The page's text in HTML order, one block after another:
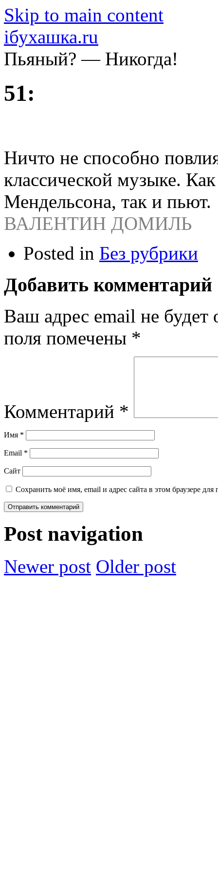
Skip to main content
iбухашка.ru
Пьяный? — Никогда!
51:
Ничто не способно
классической музыке.
Мендельсона, так и пьют.
ВАЛЕНТИН ДОМИЛЬ
Posted in Без рубрики
Добавить комментарий
Ваш адрес email не будет
поля помечены *
Комментарий *
Имя *
Email *
Сайт
Сохранить моё имя, email и адрес сайта в этом браузере
Post navigation
Newer post Older post